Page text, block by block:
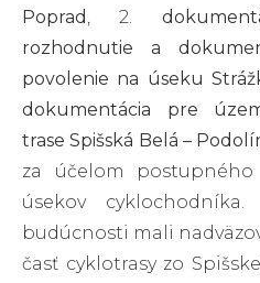
Poprad , 2.
rozhodnutie a
povolenie na úseku
dokumentácia pre
trase Spišská Belá –
za účelom postupného
úsekov
budúcnosti mali
časť cyklotrasy zo